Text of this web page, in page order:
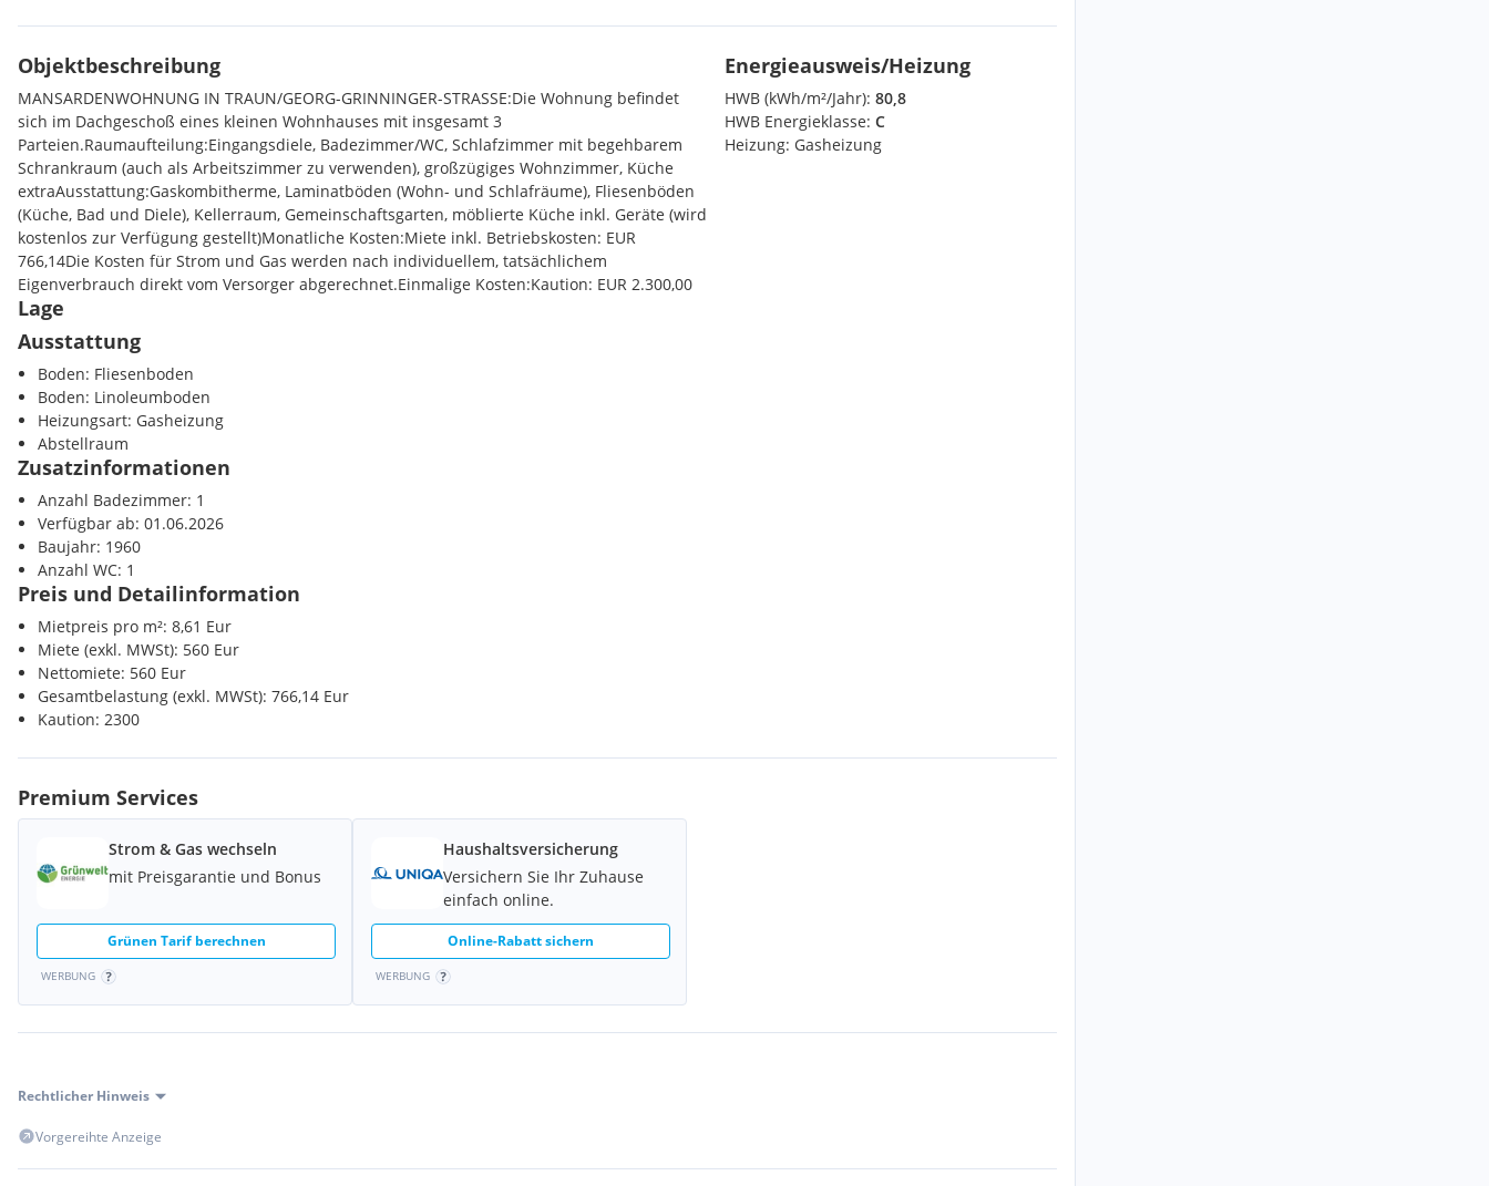
Objektbeschreibung
MANSARDENWOHNUNG IN TRAUN/GEORG-GRINNINGER-STRASSE:Die Wohnung befindet
sich im Dachgeschoß eines kleinen Wohnhauses mit insgesamt 3
Parteien.Raumaufteilung:Eingangsdiele, Badezimmer/WC, Schlafzimmer mit begehbarem
Schrankraum (auch als Arbeitszimmer zu verwenden), großzügiges Wohnzimmer, Küche
extraAusstattung:Gaskombitherme, Laminatböden (Wohn- und Schlafräume), Fliesenböden
(Küche, Bad und Diele), Kellerraum, Gemeinschaftsgarten, möblierte Küche inkl. Geräte (wird
kostenlos zur Verfügung gestellt)Monatliche Kosten:Miete inkl. Betriebskosten: EUR
766,14Die Kosten für Strom und Gas werden nach individuellem, tatsächlichem
Eigenverbrauch direkt vom Versorger abgerechnet.Einmalige Kosten:Kaution: EUR 2.300,00
Lage
Ausstattung
Boden: Fliesenboden
Boden: Linoleumboden
Heizungsart: Gasheizung
Abstellraum
Zusatzinformationen
Anzahl Badezimmer: 1
Verfügbar ab: 01.06.2026
Baujahr: 1960
Anzahl WC: 1
Preis und Detailinformation
Mietpreis pro m²: 8,61 Eur
Miete (exkl. MWSt): 560 Eur
Nettomiete: 560 Eur
Gesamtbelastung (exkl. MWSt): 766,14 Eur
Kaution: 2300
Energieausweis/Heizung
HWB (kWh/m²/Jahr): 80,8
HWB Energieklasse: C
Heizung: Gasheizung
Premium Services
Strom & Gas wechseln
mit Preisgarantie und Bonus
Grünen Tarif berechnen
WERBUNG
Haushaltsversicherung
Versichern Sie Ihr Zuhause
einfach online.
Online-Rabatt sichern
WERBUNG
Rechtlicher Hinweis
Vorgereihte Anzeige